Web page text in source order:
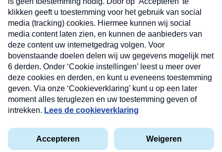
Privacyverklaring
Cookieverklaring
Kwetsbaarheid melden
Nieuwsbrief
Neem hier een gratis abonnement op onze
nieuwsbrief. Elke vrijdag- en dinsdagochtend in uw